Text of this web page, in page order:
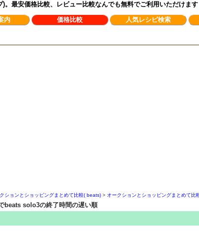
最安価格比較、レビュー比較なんでも無料でご利用いただけます
内 価格比較 人気レシピ検索
ションとショッピングまとめて比較( beats) > オークションとショッピングまとめて比
beats solo3の終了時間の遅い順